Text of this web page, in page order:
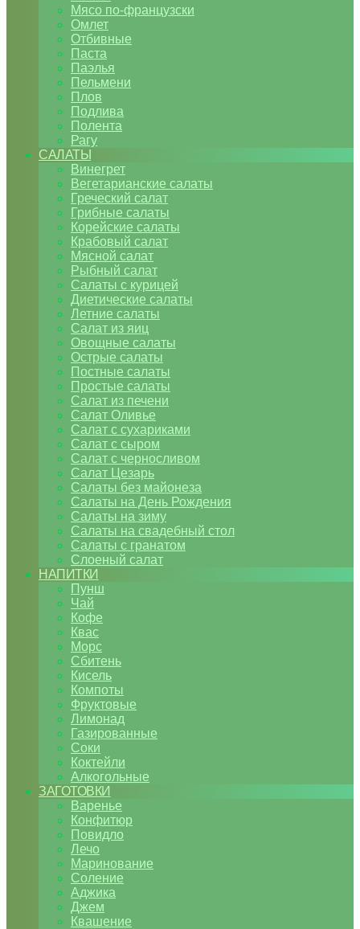
Мясо по-французски
Омлет
Отбивные
Паста
Паэлья
Пельмени
Плов
Подлива
Полента
Рагу
САЛАТЫ
Винегрет
Вегетарианские салаты
Греческий салат
Грибные салаты
Корейские салаты
Крабовый салат
Мясной салат
Рыбный салат
Салаты с курицей
Диетические салаты
Летние салаты
Салат из яиц
Овощные салаты
Острые салаты
Постные салаты
Простые салаты
Салат из печени
Салат Оливье
Салат с сухариками
Салат с сыром
Салат с черносливом
Салат Цезарь
Салаты без майонеза
Салаты на День Рождения
Салаты на зиму
Салаты на свадебный стол
Салаты с гранатом
Слоеный салат
НАПИТКИ
Пунш
Чай
Кофе
Квас
Морс
Сбитень
Кисель
Компоты
Фруктовые
Лимонад
Газированные
Соки
Коктейли
Алкогольные
ЗАГОТОВКИ
Варенье
Конфитюр
Повидло
Лечо
Маринование
Соление
Аджика
Джем
Квашение